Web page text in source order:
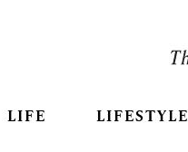
LIFE LIFESTYLE